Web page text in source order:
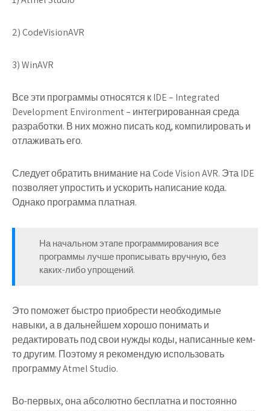
2) CodeVisionAVR
3) WinAVR
Все эти программы относятся кIDE– Integrated
DevelopmentEnvironment – интегрированная среда
разработки. В них можно писать код, компилировать и
отлаживать его.
Следует обратить внимание на Code Vision AVR. Эта IDE
позволяет упростить и ускорить написание кода.
Однако программа платная.
На начальном этапе программирования все
программы лучше прописывать вручную, без
каких-либо упрощений.
Это поможет быстро приобрести необходимые
навыки, а в дальнейшем хорошо понимать и
редактировать под свои нужды коды, написанные кем-
то другим. Поэтому я рекомендую использовать
программу Atmel Studio.
Во-первых, она абсолютно бесплатна и постоянно